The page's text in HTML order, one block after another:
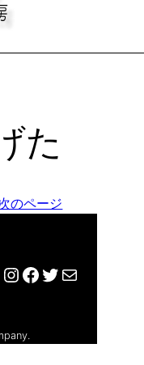
た
のページ
Instagram
Facebook
Twitter
メール